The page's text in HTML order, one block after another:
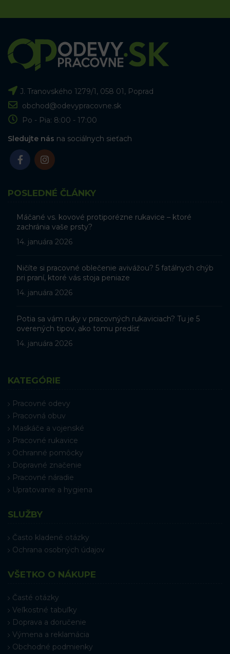
J. Tranovského 1279/1, 058 01, Poprad
obchod@odevypracovne.sk
Po - Pia: 8:00 - 17:00
Sledujte nás na sociálnych sieťach
POSLEDNÉ ČLÁNKY
Máčané vs. kovové protiporézne rukavice – ktoré
zachránia vaše prsty?
14. januára 2026
Ničíte si pracovné oblečenie avivážou? 5 fatálnych chýb
pri praní, ktoré vás stoja peniaze
14. januára 2026
Potia sa vám ruky v pracovných rukaviciach? Tu je 5
overených tipov, ako tomu predísť
14. januára 2026
KATEGÓRIE
Pracovné odevy
Pracovná obuv
Maskáče a vojenské
Pracovné rukavice
Ochranné pomôcky
Dopravné značenie
Pracovné náradie
Upratovanie a hygiena
SLUŽBY
Často kladené otázky
Ochrana osobných údajov
VŠETKO O NÁKUPE
Časté otázky
Veľkostné tabuľky
Doprava a doručenie
Výmena a reklamácia
Obchodné podmienky